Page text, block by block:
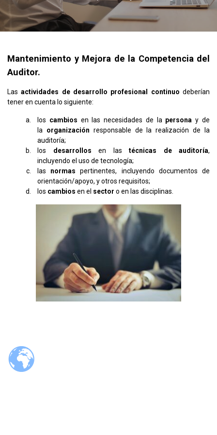
Mantenimiento y Mejora de la Competencia del
Auditor.
Lasactividades de desarrollo profesional continuo deberían
tener en cuenta lo siguiente:
los cambios en las necesidades de la persona y de
la organización responsable de la realización de la
auditoría;
los desarrollos en las técnicas de auditoría,
incluyendo el uso de tecnología;
las normas pertinentes, incluyendo documentos de
orientación/apoyo, y otros requisitos;
los cambios en el sector o en las disciplinas.